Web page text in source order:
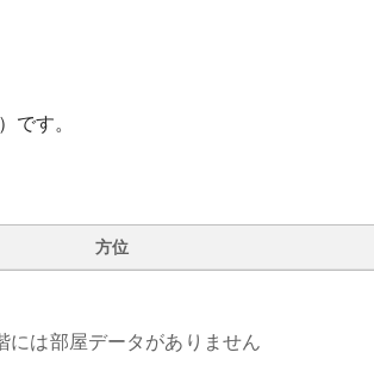
です。
方位
には部屋データがありません